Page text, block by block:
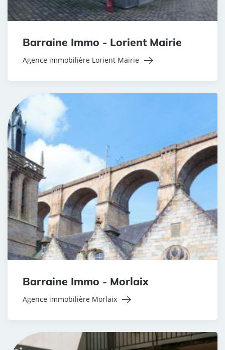
Barraine Immo - Lorient Mairie
Agence immobilière Lorient Mairie
Barraine Immo - Morlaix
Agence immobilière Morlaix